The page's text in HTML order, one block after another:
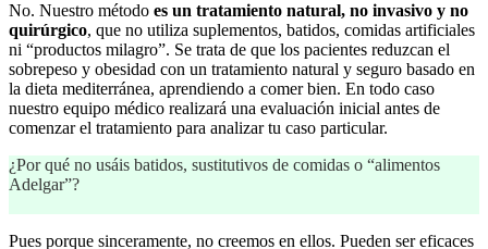
No. Nuestro método es un tratamiento natural, no invasivo y no
quirúrgico, que no utiliza suplementos, batidos, comidas artificiales
ni “productos milagro”. Se trata de que los pacientes reduzcan el
sobrepeso y obesidad con un tratamiento natural y seguro basado en
la dieta mediterránea, aprendiendo a comer bien. En todo caso
nuestro equipo médico realizará una evaluación inicial antes de
comenzar el tratamiento para analizar tu caso particular.
¿Por qué no usáis batidos, sustitutivos de comidas o “alimentos
Adelgar”?
Pues porque sinceramente, no creemos en ellos. Pueden ser eficaces